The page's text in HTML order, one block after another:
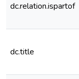
dc.relation.ispartof
dc.title